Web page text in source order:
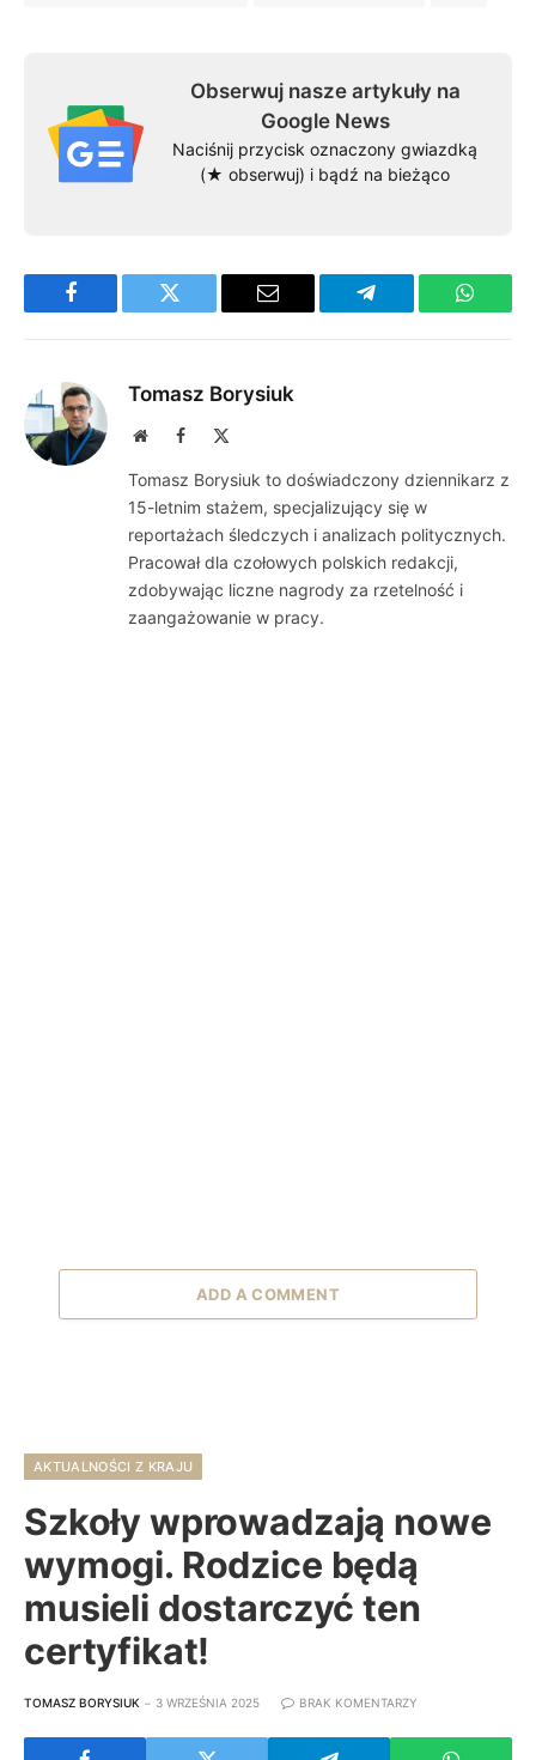
Obserwuj nasze artykuły na
Google News
Naciśnij przycisk oznaczony gwiazdką
(★ obserwuj) i bądź na bieżąco
Facebook Twitter Email Telegram
Tomasz Borysiuk
WebsiteFacebook
Tomasz Borysiuk to doświadczony dziennikarz z
15-letnim stażem, specjalizujący się w
reportażach śledczych i analizach politycznych.
Pracował dla czołowych polskich redakcji,
zdobywając liczne nagrody za rzetelność i
zaangażowanie w pracy.
ADD A COMMENT
AKTUALNOŚCI Z KRAJU
Szkoły wprowadzają nowe
wymogi. Rodzice będą
musieli dostarczyć ten
certyfikat!
TOMASZ BORYSIUK 3 WRZEŚNIA 2025 BRAK KOMENTARZY